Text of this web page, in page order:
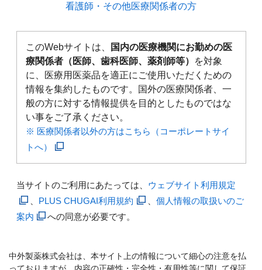
看護師・その他医療関係者の方​
このWebサイトは、
国内の医療機関にお勤めの医
療関係者（医師、歯科医師、薬剤師等）
を対象
に、医療用医薬品を適正にご使用いただくための
情報を集約したものです。国外の医療関係者、一
般の方に対する情報提供を目的としたものではな
い事をご了承ください。
※ 医療関係者以外の方はこちら（コーポレートサイ
トへ）
当サイトのご利用にあたっては、 ウェブサイト利用規定
PLUS CHUGAI利用規約
個人情報の取扱いのご
案内
への同意が必要です。
中外製薬株式会社は、本サイト上の情報について細心の注意を払
っておりますが、内容の正確性・完全性・有用性等に関して保証